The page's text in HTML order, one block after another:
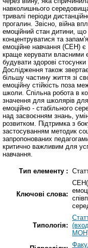
навколишнього
тривалі періоди
прогалин. Звісно, війна
емоційний стан дитини, що
концентруватися та
емоційне навчання (СЕН) є
краще керувати власними
будувати здорові
Дослідження також
більшу частину життя зі
емоційну стійкість поза
школи. Спільна робота в
значення для школярів
емоційно - стабільного
над засвоєнням знань,
розвитком. Підтримка з
застосуванням методик
запропонованих
критично важливим для
навчання.
Тип елементу :
Ключові слова:
Типологія: